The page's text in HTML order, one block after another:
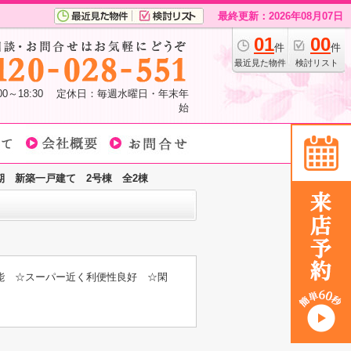
最終更新：2026年08月07日
01件
最近見た物件
00件
検討リスト
～18:30 定休日：毎週水曜日・年末年
始
期 新築一戸建て 2号棟 全2棟
☆スーパー近く利便性良好 ☆閑